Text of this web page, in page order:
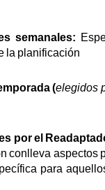
semanales:
la planificación
(elegidos
por el
conlleva aspectos
para